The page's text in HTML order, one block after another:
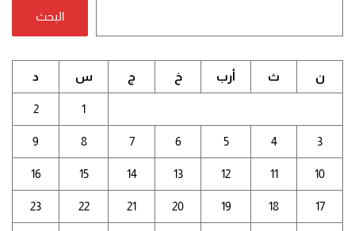
البحث
ن ث أرب خ ج س د
1
2
3
4
5
6
7
8
9
10
11
12
13
14
15
16
17
18
19
20
21
22
23